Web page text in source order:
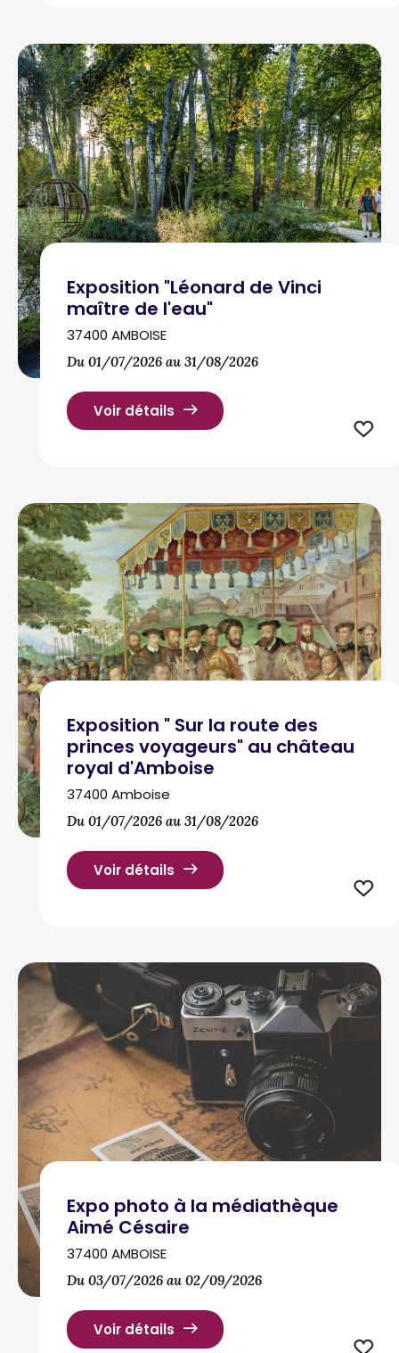
Exposition "Léonard de Vinci
maître de l'eau"
37400 AMBOISE
Du 01/07/2026 au 31/08/2026
Voir détails
Exposition " Sur la route des
princes voyageurs" au château
royal d'Amboise
37400 Amboise
Du 01/07/2026 au 31/08/2026
Voir détails
Expo photo à la médiathèque
Aimé Césaire
37400 AMBOISE
Du 03/07/2026 au 02/09/2026
Voir détails